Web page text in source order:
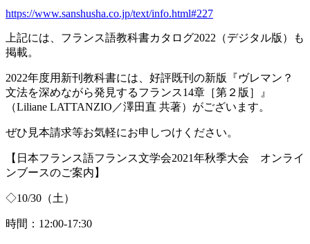
https://www.sanshusha.co.jp/text/info.html#227
上記には、フランス語教科書カタログ2022 （デジタル版）も
掲載。
2022年度用新刊教科書には、好評既刊の新版『ヴレマン？
文法を深めながら発見するフランス14章［第２版］』
（Liliane LATTANZIO ／澤田直 共著）がございます。
ぜひ見本請求等お気軽にお申しつけください。
【日本フランス語フランス文学会2021年秋季大会 オンライ
ンブースのご案内】
◇10/30 （土）
時間： 12:00-17:30